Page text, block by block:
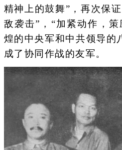
精神上的鼓舞”，再次保
敌袭击”，“加紧动作，
煌的中央军和中共领导的
成了协同作战的友军。